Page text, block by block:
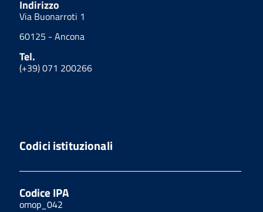
Indirizzo
Via Buonarroti 1
60125 - Ancona
Tel.
(+39) 071 200266
Codici istituzionali
Codice IPA
omop_042